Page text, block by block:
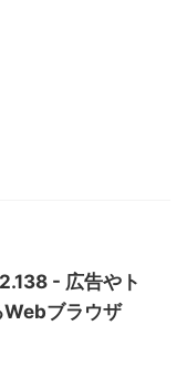
- 広告やト
Webブラウザ